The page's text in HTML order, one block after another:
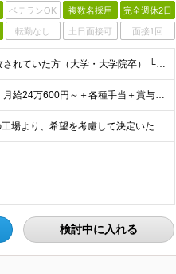
ベテランOK 複数名採用 完全週休2日
転勤なし 土日面接可 面接1回
【未経験OK！理系の知識を活かして働ける】 ・理系学部専攻されていた方（大学・大学院卒） └化学、応用化学、材料、バイオ、農学、環境など ・第二新卒OK ※大卒以上 ＼ こんな方を歓迎します ／
★家賃補助・住宅手当・食事補助あり ★賞与年2回 ■院修了：月給24万600円～＋各種手当＋賞与年2回 ■大卒：月給22万7000円～＋各種手当＋賞与年2回 ※年齢・経験を考慮の上、決定します ※
★在宅勤務制度あり×フレックス制 ★マイカー通勤OK 以下の工場より、希望を考慮して決定いたします。 【茨城工場】茨城県古河市北利根8-5 【三重工場】三重県伊賀市柘植町2700 ※頻繁ではあり
検討中に入れる